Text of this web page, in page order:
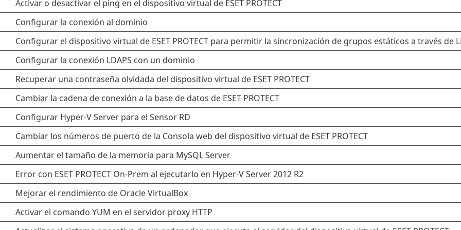
Activar o desactivar el ping en el dispositivo virtual de ESET PROTECT
Configurar la conexión al dominio
Configurar el dispositivo virtual de ESET PROTECT para permitir la sincronización de grupos estáticos a través de
Configurar la conexión LDAPS con un dominio
Recuperar una contraseña olvidada del dispositivo virtual de ESET PROTECT
Cambiar la cadena de conexión a la base de datos de ESET PROTECT
Configurar Hyper-V Server para el Sensor RD
Cambiar los números de puerto de la Consola web del dispositivo virtual de ESET PROTECT
Aumentar el tamaño de la memoria para MySQL Server
Error con ESET PROTECT On-Prem al ejecutarlo en Hyper-V Server 2012 R2
Mejorar el rendimiento de Oracle VirtualBox
Activar el comando YUM en el servidor proxy HTTP